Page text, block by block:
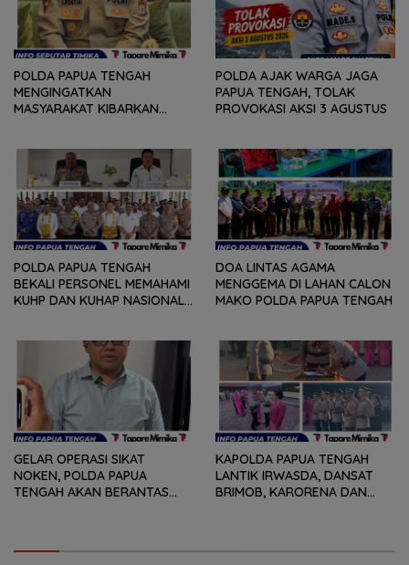
POLDA PAPUA TENGAH
MENGINGATKAN
MASYARAKAT KIBARKAN
POLDA AJAK WARGA JAGA
PAPUA TENGAH, TOLAK
PROVOKASI AKSI 3 AGUSTUS
POLDA PAPUA TENGAH
BEKALI PERSONEL MEMAHAMI
KUHP DAN KUHAP NASIONAL
DOA LINTAS AGAMA
MENGGEMA DI LAHAN CALON
MAKO POLDA PAPUA TENGAH
GELAR OPERASI SIKAT
NOKEN, POLDA PAPUA
TENGAH AKAN BERANTAS
KAPOLDA PAPUA TENGAH
LANTIK IRWASDA, DANSAT
BRIMOB, KARORENA DAN